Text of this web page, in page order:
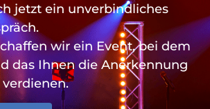
jetzt ein unverbindliches
wir ein Event, bei dem
das Ihnen die Anerkennung